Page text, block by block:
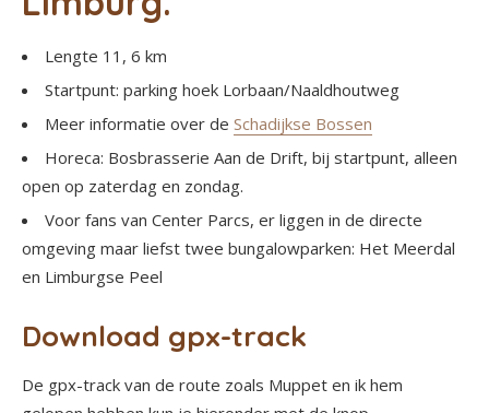
Lengte 11, 6 km
Startpunt: parking hoek Lorbaan/Naaldhoutweg
Meer informatie over de Schadijkse Bossen
Horeca: Bosbrasserie Aan de Drift, bij startpunt, alleen
open op zaterdag en zondag.
Voor fans van Center Parcs, er liggen in de directe
omgeving maar liefst twee bungalowparken: Het Meerdal
en Limburgse Peel
Download gpx-track
De gpx-track van de route zoals Muppet en ik hem